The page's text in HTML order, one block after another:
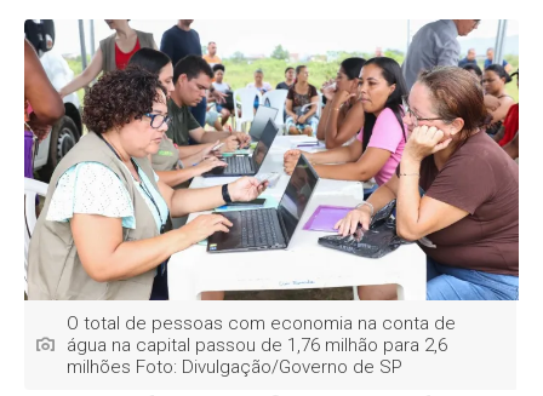
O total de pessoas com economia na conta de
água na capital passou de 1,76 milhão para 2,6
milhões Foto: Divulgação/Governo de SP